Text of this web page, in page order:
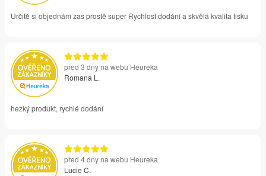
Určitě si objednám zas prostě super Rychlost dodání a skvělá kvalita tisku
před 3 dny na webu Heureka
Romana L.
hezký produkt, rychlé dodání
před 4 dny na webu Heureka
Lucie C.